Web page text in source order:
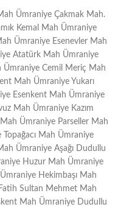
Ümraniye Çakmak Mah.
Kemal Mah Ümraniye
Ümraniye Esenevler Mah
Atatürk Mah Ümraniye
Ümraniye Cemil Meriç Mah
Mah Ümraniye Yukarı
Esenkent Mah Ümraniye
Mah Ümraniye Kazım
Ümraniye Parseller Mah
Mah Ümraniye
Ümraniye Aşağı Dudullu
Huzur Mah Ümraniye
Hekimbaşı Mah
Sultan Mehmet Mah
Mah Ümraniye Dudullu